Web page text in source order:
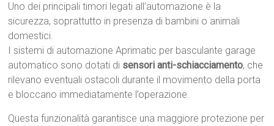
Uno dei principali timori legati all’automazione è la
sicurezza, soprattutto in presenza di bambini o animali
domestici.
I sistemi di automazione Aprimatic per basculante garage
automatico sono dotati di sensori anti-schiacciamento, che
rilevano eventuali ostacoli durante il movimento della porta
e bloccano immediatamente l’operazione.
Questa funzionalità garantisce una maggiore protezione per